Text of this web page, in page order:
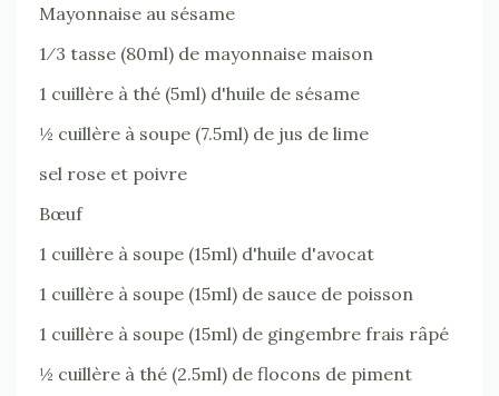
Mayonnaise au sésame
1⁄3 tasse (80ml) de mayonnaise maison
1 cuillère à thé (5ml) d'huile de sésame
½ cuillère à soupe (7.5ml) de jus de lime
sel rose et poivre
Bœuf
1 cuillère à soupe (15ml) d'huile d'avocat
1 cuillère à soupe (15ml) de sauce de poisson
1 cuillère à soupe (15ml) de gingembre frais râpé
½ cuillère à thé (2.5ml) de flocons de piment